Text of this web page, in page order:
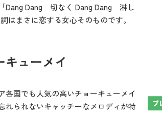
Dang Dang 切なく Dang Dang 淋し
はまさに恋する女心そのものです。
キューメイ
各国でも人気の高いチョーキューメイ
れられないキャッチーなメロディが特